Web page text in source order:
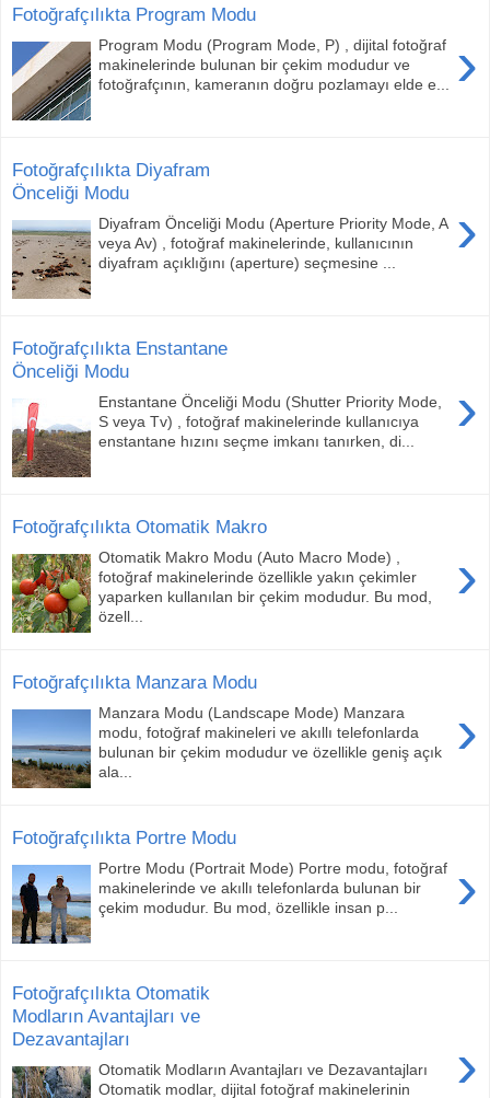
Fotoğrafçılıkta Program Modu
›
Program Modu (Program Mode, P) , dijital fotoğraf
makinelerinde bulunan bir çekim modudur ve
fotoğrafçının, kameranın doğru pozlamayı elde e...
Fotoğrafçılıkta Diyafram
Önceliği Modu
›
Diyafram Önceliği Modu (Aperture Priority Mode, A
veya Av) , fotoğraf makinelerinde, kullanıcının
diyafram açıklığını (aperture) seçmesine ...
Fotoğrafçılıkta Enstantane
Önceliği Modu
›
Enstantane Önceliği Modu (Shutter Priority Mode,
S veya Tv) , fotoğraf makinelerinde kullanıcıya
enstantane hızını seçme imkanı tanırken, di...
Fotoğrafçılıkta Otomatik Makro
›
Otomatik Makro Modu (Auto Macro Mode) ,
fotoğraf makinelerinde özellikle yakın çekimler
yaparken kullanılan bir çekim modudur. Bu mod,
özell...
Fotoğrafçılıkta Manzara Modu
›
Manzara Modu (Landscape Mode) Manzara
modu, fotoğraf makineleri ve akıllı telefonlarda
bulunan bir çekim modudur ve özellikle geniş açık
ala...
Fotoğrafçılıkta Portre Modu
›
Portre Modu (Portrait Mode) Portre modu, fotoğraf
makinelerinde ve akıllı telefonlarda bulunan bir
çekim modudur. Bu mod, özellikle insan p...
Fotoğrafçılıkta Otomatik
Modların Avantajları ve
Dezavantajları
›
Otomatik Modların Avantajları ve Dezavantajları
Otomatik modlar, dijital fotoğraf makinelerinin